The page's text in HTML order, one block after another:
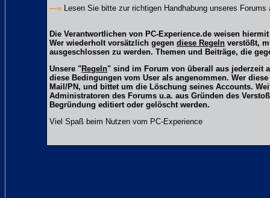
—» Lesen Sie bitte zur richtigen Handhabung unseres Forums
Die Verantwortlichen von PC-Experience.de weisen
Wer wiederholt vorsätzlich gegen diese Regeln verstößt,
ausgeschlossen zu werden. Themen und Beiträge, die
Unsere "Regeln" sind im Forum von überall aus jederzeit
diese Bedingungen vom User als angenommen. Wer
Mail/PN, und bittet um die Löschung seines Accounts.
Administratoren des Forums u.a. aus Gründen des
Begründung editiert oder gelöscht werden.
Viel Spaß beim Nutzen vom PC-Experience